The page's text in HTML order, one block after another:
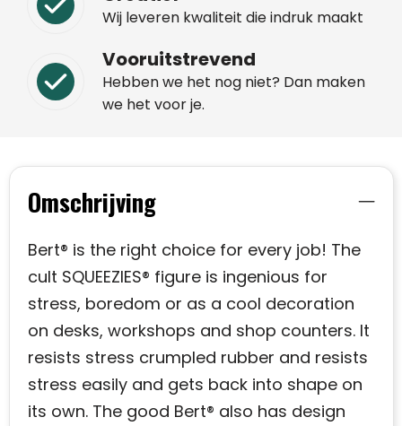
Wij leveren kwaliteit die indruk maakt
Vooruitstrevend
Hebben we het nog niet? Dan maken
we het voor je.
Omschrijving
Bert® is the right choice for every job! The
cult SQUEEZIES® figure is ingenious for
stress, boredom or as a cool decoration
on desks, workshops and shop counters. It
resists stress crumpled rubber and resists
stress easily and gets back into shape on
its own. The good Bert® also has design